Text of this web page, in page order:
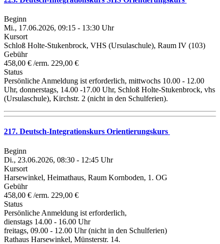
Beginn
Mi., 17.06.2026, 09:15 - 13:30 Uhr
Kursort
Schloß Holte-Stukenbrock, VHS (Ursulaschule), Raum IV (103)
Gebühr
458,00 € /erm. 229,00 €
Status
Persönliche Anmeldung ist erforderlich, mittwochs 10.00 - 12.00
Uhr, donnerstags, 14.00 -17.00 Uhr, Schloß Holte-Stukenbrock, vhs
(Ursulaschule), Kirchstr. 2 (nicht in den Schulferien).
217. Deutsch-Integrationskurs Orientierungskurs
Beginn
Di., 23.06.2026, 08:30 - 12:45 Uhr
Kursort
Harsewinkel, Heimathaus, Raum Kornboden, 1. OG
Gebühr
458,00 € /erm. 229,00 €
Status
Persönliche Anmeldung ist erforderlich,
dienstags 14.00 - 16.00 Uhr
freitags, 09.00 - 12.00 Uhr (nicht in den Schulferien)
Rathaus Harsewinkel, Münsterstr. 14.